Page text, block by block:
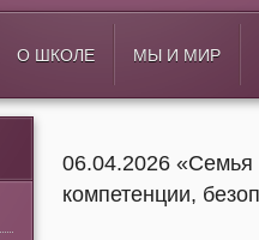
О ШКОЛЕ МЫ И МИР
06.04.2026 «Семья
компетенции,